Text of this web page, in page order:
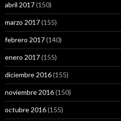
abril 2017(150)
marzo 2017(155)
febrero 2017(140)
enero 2017(155)
diciembre 2016(155)
noviembre 2016(150)
octubre 2016(155)